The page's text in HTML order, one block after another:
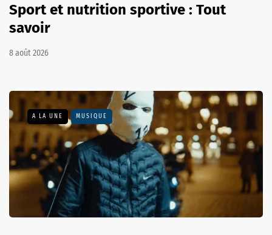
Sport et nutrition sportive : Tout
savoir
8 août 2026
A LA UNE MUSIQUE